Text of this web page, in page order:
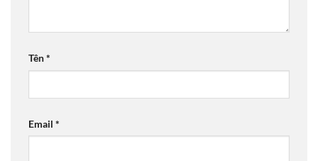
Tên*
Email *